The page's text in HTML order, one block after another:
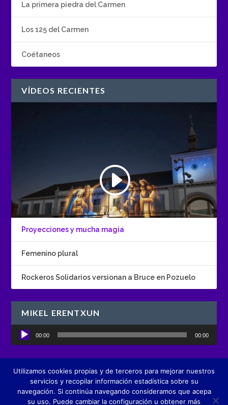
La primera piedra del Carmen
Los 125 del Carmen
Coétaneos
VÍDEOS RECIENTES
Proyecciones y mucha magia
Femenino plural
Rockeros Solidarios versionan a Bruce en Pozuelo
MIKEL ERENTXUN
Reproductor
de
00:00 00:00
Diseñado por Boutique de Comunicación creActivos
Utilizamos cookies propias y de terceros para mejorar nuestros
servicios y recopilar información estadística sobre su
navegación. Si continúa navegando consideramos que acepa
su uso. Puede cambiar la configuración u obtener más